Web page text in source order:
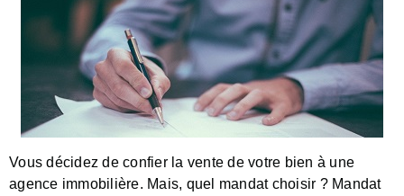
Vous décidez de confier la vente de votre bien à une
agence immobilière. Mais, quel mandat choisir ? Mandat